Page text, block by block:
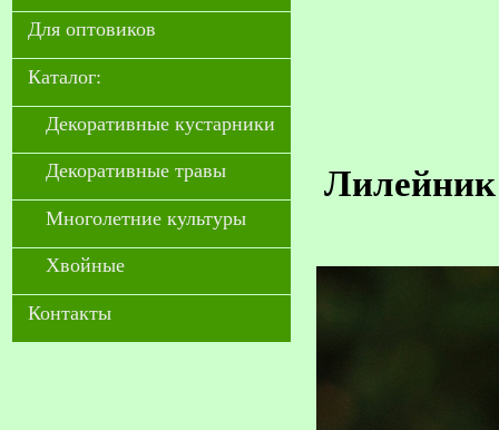
Для оптовиков
Каталог:
Декоративные кустарники
Декоративные травы
Многолетние культуры
Хвойные
Контакты